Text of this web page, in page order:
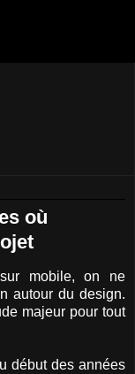
où
mobile, on ne
autour du design.
majeur pour tout
début des années